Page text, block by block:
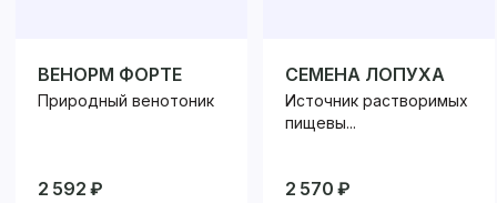
ВЕНОРМ ФОРТЕ
Природный венотоник
2 592 ₽
СЕМЕНА ЛОПУХА
Источник растворимых
пищевы...
2 570 ₽